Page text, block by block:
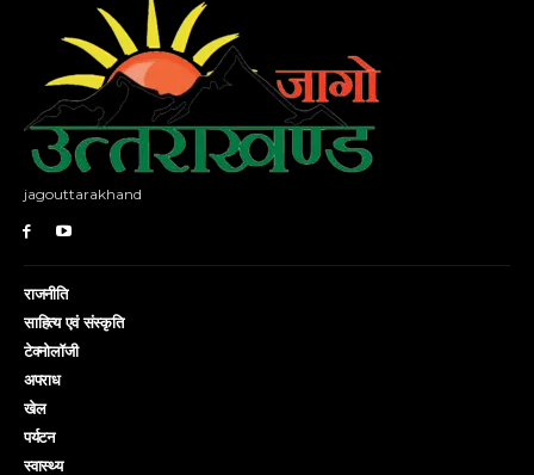
jagouttarakhand
राजनीति
साहित्य एवं संस्कृति
टेक्नोलॉजी
अपराध
खेल
पर्यटन
स्वास्थ्य